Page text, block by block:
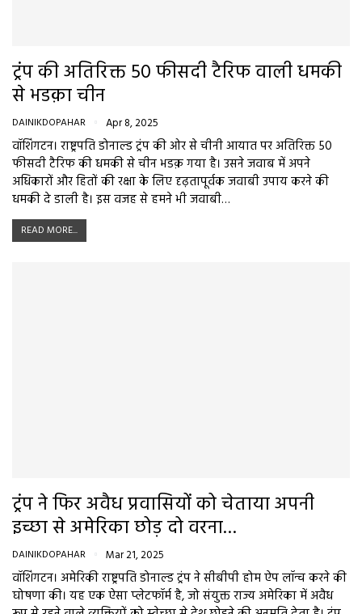
ट्रंप की अतिरिक्त 50 फीसदी टैरिफ वाली धमकी
से भडक़ा चीन
DAINIKDOPAHAR Apr 8, 2025
वॉशिंगटन। राष्ट्रपति डोनाल्ड ट्रंप की ओर से चीनी आयात पर अतिरिक्त 50
फीसदी टैरिफ की धमकी से चीन भडक़ गया है। उसने जवाब में अपने
अधिकारों और हितों की रक्षा के लिए दृढ़तापूर्वक जवाबी उपाय करने की
धमकी दे डाली है। इस वजह से हमने भी जवाबी…
READ MORE...
ट्रंप ने फिर अवैध प्रवासियों को चेताया अपनी
इच्छा से अमेरिका छोड़ दो वरना…
DAINIKDOPAHAR Mar 21, 2025
वॉशिंगटन। अमेरिकी राष्ट्रपति डोनाल्ड ट्रंप ने सीबीपी होम ऐप लॉन्च करने की
घोषणा की। यह एक ऐसा प्लेटफॉर्म है, जो संयुक्त राज्य अमेरिका में अवैध